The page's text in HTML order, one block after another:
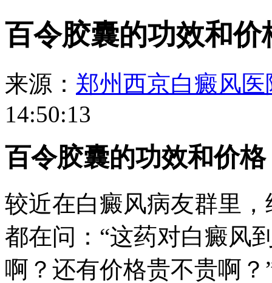
百令胶囊的功效和价
来源： 郑州西京白癜风医
14:50:13
百令胶囊的功效和价格
较近在白癜风病友群里
都在问：“这药对白癜风
啊？还有价格贵不贵啊